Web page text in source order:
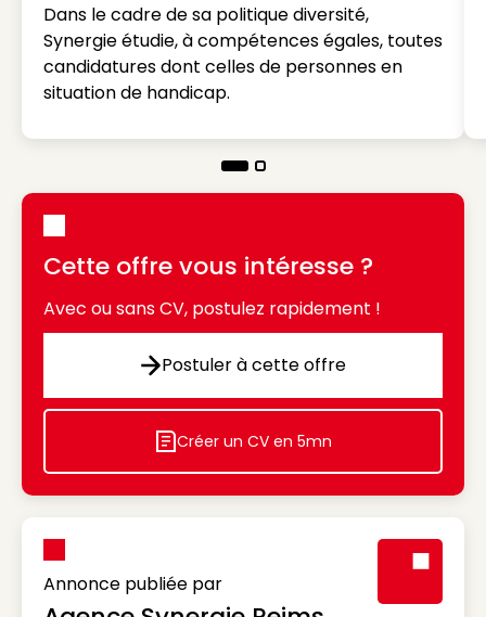
Dans le cadre de sa politique diversité,
Synergie étudie, à compétences égales, toutes
candidatures dont celles de personnes en
situation de handicap.
Cette offre vous intéresse ?
Avec ou sans CV, postulez rapidement !
Postuler à cette offre
Postuler à cette offre
Icon decorative
Créer un CV en 5mn
Annonce publiée par